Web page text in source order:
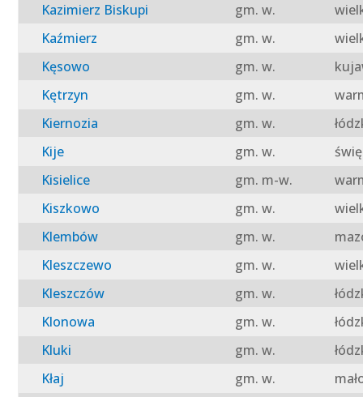
Kazimierz Biskupi
gm. w.
Kaźmierz
gm. w.
Kęsowo
gm. w.
Kętrzyn
gm. w.
Kiernozia
gm. w.
Kije
gm. w.
Kisielice
gm. m-w.
Kiszkowo
gm. w.
Klembów
gm. w.
Kleszczewo
gm. w.
Kleszczów
gm. w.
Klonowa
gm. w.
Kluki
gm. w.
Kłaj
gm. w.